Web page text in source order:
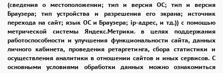
(сведения о местоположении; тип и версия ОС; тип и версия
Браузера; тип устройства и разрешения его экрана; источник
перехода на сайт; язык ОС и Браузера; ip-адрес, и тд.)) с помощью
метрической системы Яндекс.Метрики. в целях поддержания
работоспособности и улучшения функциональности сайта, данных
личного кабинета, проведения ретаргетинга, сбора статистики и
осуществления аналитики в отношении сайтов и иных сервисов. С
основными условиями обработки данных можно ознакомиться
ПОЛИТИКА КОНФИДЕНЦИАЛЬНОСТИ
2026 © "Доставка цветов в Рязани"
Публичная оферта